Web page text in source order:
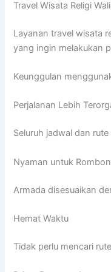
Travel Wisata Religi
Layanan travel wisata
yang ingin melakukan
Keunggulan
Perjalanan Lebih
Seluruh jadwal dan
Nyaman untuk
Armada disesuaikan
Hemat Waktu
Tidak perlu mencari